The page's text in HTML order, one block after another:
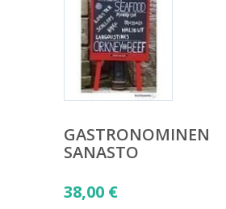
GASTRONOMINEN
SANASTO
38,00 €